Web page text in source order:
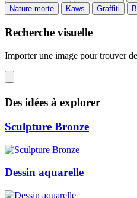
Nature morte
Kaws Graffiti
Recherche visuelle
Importer une image pour trouver
Des idées à explorer
Sculpture Bronze
Dessin aquarelle